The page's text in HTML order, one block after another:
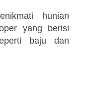
hunian
yang berisi
baju dan